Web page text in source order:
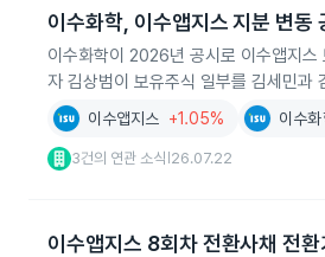
이수화학, 이수앱지스 지분 변동
이수화학이 2026년 공시로 이수앱지
자 김상범이 보유주식 일부를 김세민과
이수앱지스 +1.05% 이수
3건의 연관 소식 26.07.22
이수앱지스 8회차 전환사채 전환